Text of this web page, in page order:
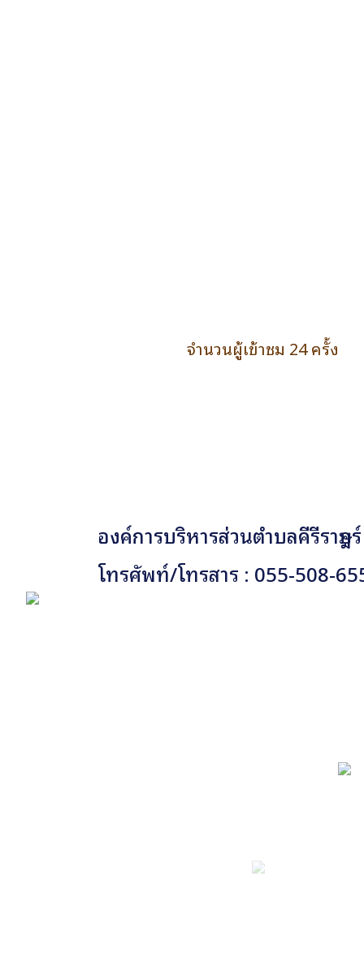
จำนวนผู้เข้าชม 24 ครั้ง
องค์การบริหารส่วนตำบลคีรีราษ
โทรศัพท์/โทรสาร : 055-508-